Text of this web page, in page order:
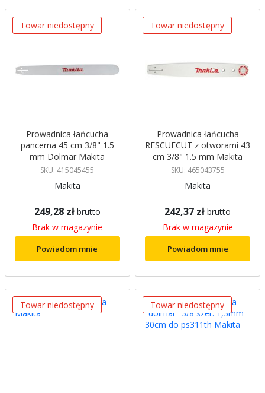
Towar niedostępny
Prowadnica łańcucha
pancerna 45 cm 3/8" 1.5
mm Dolmar Makita
SKU: 415045455
Makita
249,28 zł brutto
Brak w magazynie
Powiadom mnie
Towar niedostępny
Prowadnica łańcucha
RESCUECUT z otworami 43
cm 3/8" 1.5 mm Makita
SKU: 465043755
Makita
242,37 zł brutto
Brak w magazynie
Powiadom mnie
Towar niedostępny Towar niedostępny